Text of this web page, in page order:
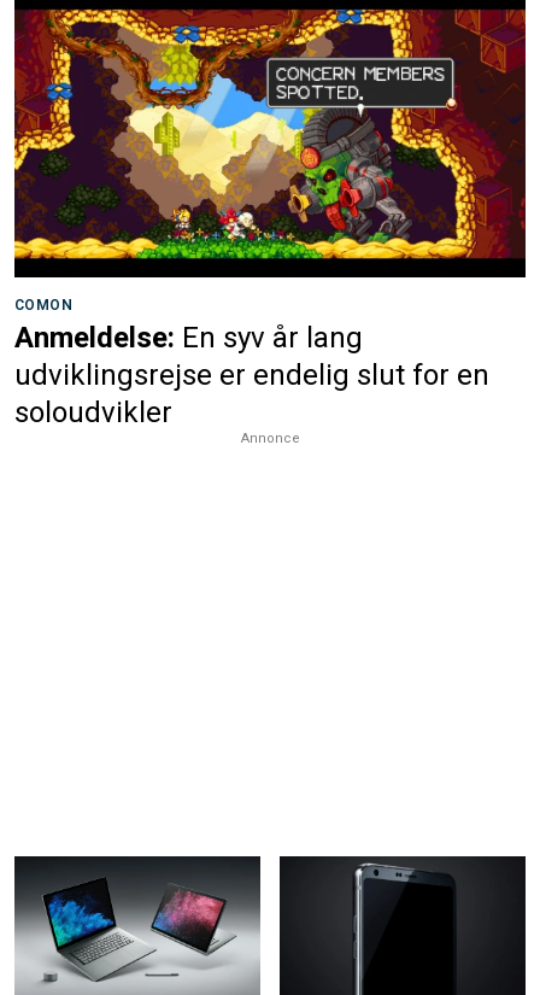
COMON
Anmeldelse: En syv år lang
udviklingsrejse er endelig slut for en
soloudvikler
Annonce